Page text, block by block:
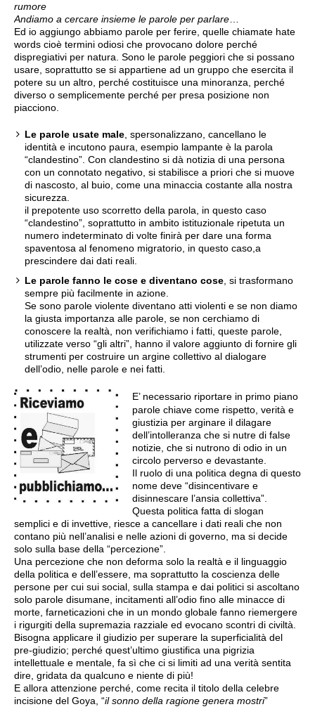
rumore
Andiamo a cercare insieme le parole per parlare
Ed io aggiungo abbiamo parole per ferire, quelle chiamate hate
words cioè termini odiosi che provocano dolore perché
dispregiativi per natura. Sono le parole peggiori che si possano
usare, soprattutto se si appartiene ad un gruppo che esercita il
potere su un altro, perché costituisce una minoranza, perché
diverso o semplicemente perché per presa posizione non
piacciono.
Le parole usate male , spersonalizzano, cancellano le
identità e incutono paura, esempio lampante è la parola
“clandestino”. Con clandestino si dà notizia di una persona
con un connotato negativo, si stabilisce a priori che si muove
di nascosto, al buio, come una minaccia costante alla nostra
sicurezza.
il prepotente uso scorretto della parola, in questo caso
“clandestino”, soprattutto in ambito istituzionale ripetuta un
numero indeterminato di volte finirà per dare una forma
spaventosa al fenomeno migratorio, in questo caso,a
prescindere dai dati reali.
Le parole fanno le cose e diventano cose , si trasformano
sempre più facilmente in azione.
Se sono parole violente diventano atti violenti e se non diamo
la giusta importanza alle parole, se non cerchiamo di
conoscere la realtà, non verifichiamo i fatti, queste parole,
utilizzate verso “gli altri”, hanno il valore aggiunto di fornire gli
strumenti per costruire un argine collettivo al dialogare
dell’odio, nelle parole e nei fatti.
E’ necessario riportare in primo piano
parole chiave come rispetto, verità e
giustizia per arginare il dilagare
dell’intolleranza che si nutre di false
notizie, che si nutrono di odio in un
circolo perverso e devastante.
Il ruolo di una politica degna di questo
nome deve “disincentivare e
disinnescare l’ansia collettiva”.
Questa politica fatta di slogan
semplici e di invettive, riesce a cancellare i dati reali che non
contano più nell’analisi e nelle azioni di governo, ma si decide
solo sulla base della “percezione”.
Una percezione che non deforma solo la realtà e il linguaggio
della politica e dell’essere, ma soprattutto la coscienza delle
persone per cui sui social, sulla stampa e dai politici si ascoltano
solo parole disumane, incitamenti all’odio fino alle minacce di
morte, farneticazioni che in un mondo globale fanno riemergere
i rigurgiti della supremazia razziale ed evocano scontri di civiltà.
Bisogna applicare il giudizio per superare la superficialità del
pre-giudizio; perché quest’ultimo giustifica una pigrizia
intellettuale e mentale, fa sì che ci si limiti ad una verità sentita
dire, gridata da qualcuno e niente di più!
E allora attenzione perché, come recita il titolo della celebre
incisione del Goya, “il sonno della ragione genera mostri”